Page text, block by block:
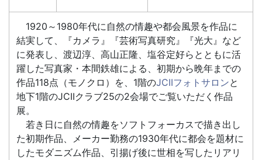
1920～1980年代に自然の情趣や都会風景を作品に
結実して、『カメラ』『芸術写真研究』『光大』など
に発表し、渡辺淳、高山正隆、塩谷定好らとともに活
躍した写真家・本間鉄雄による、初期から晩年までの
作品118点（モノクロ）を、1階のJCIIフォトサロンと
地下1階のJCIIクラブ25の2会場でご覧いただく作品
展。
若き日に自然の情趣をソフトフォーカスで描き出し
た初期作品、メーカー勤務の1930年代に都会を題材に
したモダニズム作品、引揚げ後に世相を写したリアリ